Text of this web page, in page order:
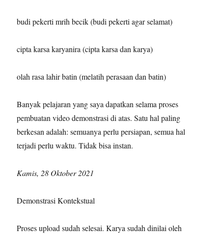
budi pekerti mrih becik (budi pekerti agar selamat)
cipta karsa karyanira (cipta karsa dan karya)
olah rasa lahir batin (melatih perasaan dan batin)
Banyak pelajaran yang saya dapatkan selama proses
pembuatan video demonstrasi di atas. Satu hal paling
berkesan adalah: semuanya perlu persiapan, semua hal
terjadi perlu waktu. Tidak bisa instan.
Kamis, 28 Oktober 2021
Demonstrasi Kontekstual
Proses upload sudah selesai. Karya sudah dinilai oleh